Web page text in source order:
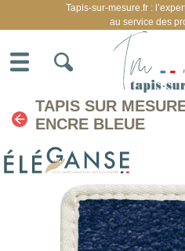
TAPIS SUR
ENCRE BLEUE
Tapis-sur-mesure.fr :
au service des